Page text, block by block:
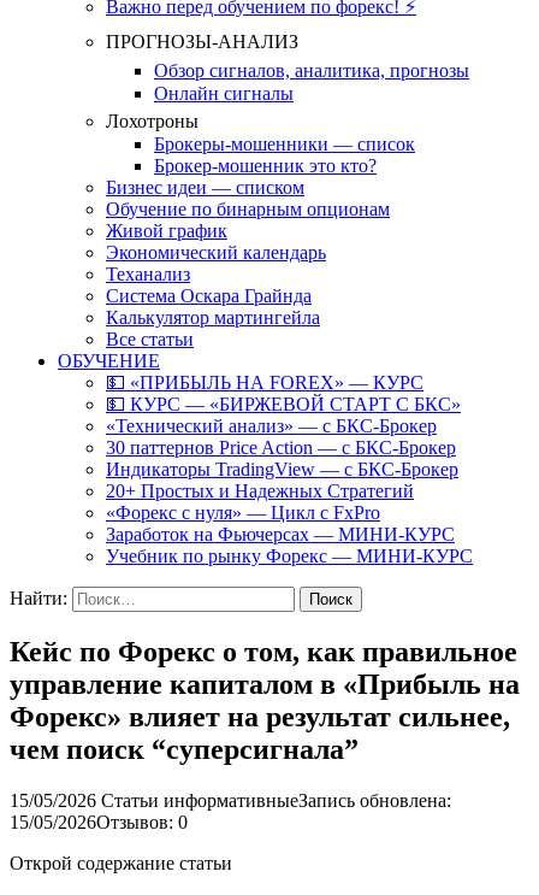
Важно перед обучением по форекс! ⚡
ПРОГНОЗЫ-АНАЛИЗ
Обзор сигналов, аналитика, прогнозы
Онлайн сигналы
Лохотроны
Брокеры-мошенники — список
Брокер-мошенник это кто?
Бизнес идеи — списком
Обучение по бинарным опционам
Живой график
Экономический календарь
Теханализ
Система Оскара Грайнда
Калькулятор мартингейла
Все статьи
ОБУЧЕНИЕ
💵 «ПРИБЫЛЬ НА FOREX» — КУРС
💵 КУРС — «БИРЖЕВОЙ СТАРТ С БКС»
«Технический анализ» — с БКС-Брокер
30 паттернов Price Action — с БКС-Брокер
Индикаторы TradingView — с БКС-Брокер
20+ Простых и Надежных Стратегий
«Форекс с нуля» — Цикл с FxPro
Заработок на Фьючерсах — МИНИ-КУРС
Учебник по рынку Форекс — МИНИ-КУРС
Найти:
Кейс по Форекс о том, как правильное
управление капиталом в «Прибыль на
Форекс» влияет на результат сильнее,
чем поиск “суперсигнала”
15/05/2026 Статьи информативныеЗапись обновлена:
15/05/2026Отзывов: 0
Открой содержание статьи